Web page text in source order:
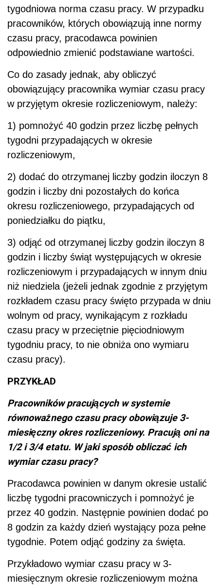
tygodniowa norma czasu pracy. W przypadku
pracowników, których obowiązują inne normy
czasu pracy, pracodawca powinien
odpowiednio zmienić podstawiane wartości.
Co do zasady jednak, aby obliczyć
obowiązujący pracownika wymiar czasu pracy
w przyjętym okresie rozliczeniowym, należy:
1) pomnożyć 40 godzin przez liczbę pełnych
tygodni przypadających w okresie
rozliczeniowym,
2) dodać do otrzymanej liczby godzin iloczyn 8
godzin i liczby dni pozostałych do końca
okresu rozliczeniowego, przypadających od
poniedziałku do piątku,
3) odjąć od otrzymanej liczby godzin iloczyn 8
godzin i liczby świąt występujących w okresie
rozliczeniowym i przypadających w innym dniu
niż niedziela (jeżeli jednak zgodnie z przyjętym
rozkładem czasu pracy święto przypada w dniu
wolnym od pracy, wynikającym z rozkładu
czasu pracy w przeciętnie pięciodniowym
tygodniu pracy, to nie obniża ono wymiaru
czasu pracy).
PRZYKŁAD
Pracowników pracujących w systemie
równoważnego czasu pracy obowiązuje 3-
miesięczny okres rozliczeniowy. Pracują oni na
1/2 i 3/4 etatu. W jaki sposób obliczać ich
wymiar czasu pracy?
Pracodawca powinien w danym okresie ustalić
liczbę tygodni pracowniczych i pomnożyć je
przez 40 godzin. Następnie powinien dodać po
8 godzin za każdy dzień wystający poza pełne
tygodnie. Potem odjąć godziny za święta.
Przykładowo wymiar czasu pracy w 3-
miesięcznym okresie rozliczeniowym można